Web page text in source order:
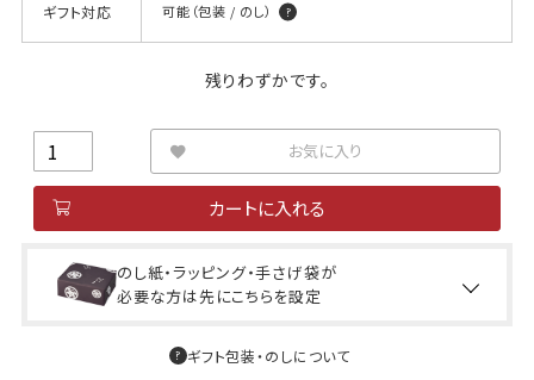
ギフト対応 可能（包装 / のし）
残りわずかです。
お気に入り
カートに入れる
のし紙・ラッピング・手さげ袋が
必要な方は先にこちらを設定
ギフト包装・のしについて